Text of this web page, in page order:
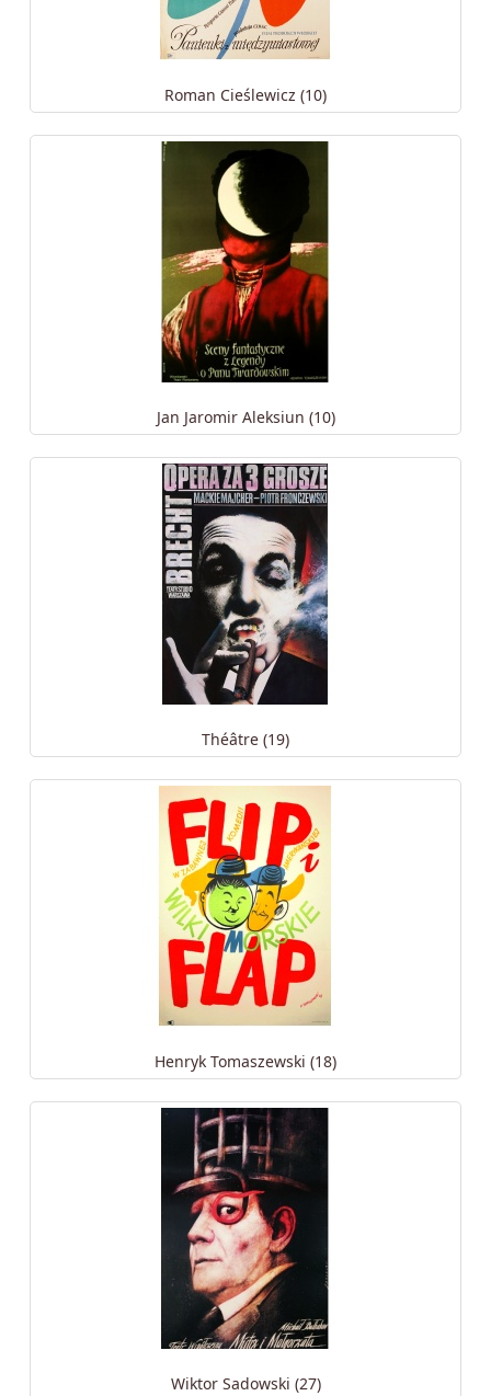
Roman Cieślewicz (10)
Jan Jaromir Aleksiun (10)
Théâtre (19)
Henryk Tomaszewski (18)
Wiktor Sadowski (27)